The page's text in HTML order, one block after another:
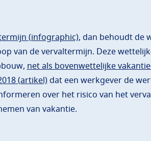
(infographic), dan behoudt de
van de vervaltermijn. Deze
net als bovenwettelijke
(artikel)dat een werkgever de
over het risico van het
van vakantie.